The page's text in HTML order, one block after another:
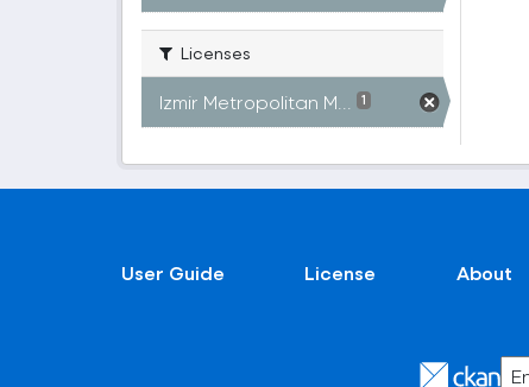
Licenses
Izmir Metropolitan M... 1
User Guide License About